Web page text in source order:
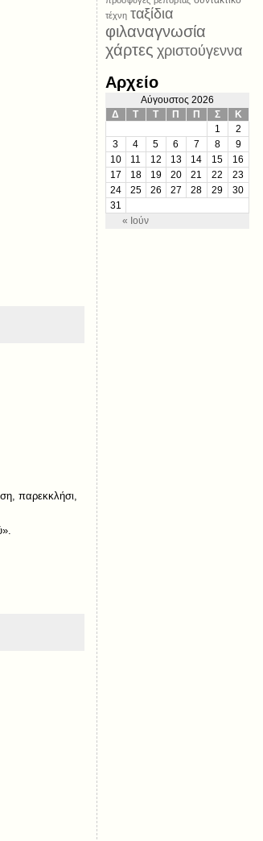
παρεκκλήσι,
τέχνη ταξίδια
φιλαναγνωσία
χάρτες χριστούγεννα
Αρχείο
Αύγουστος 2026
Δ
Τ Τ Π Π Σ Κ
« Ιούν
1
2
3
4 5 6 7 8
9
10
11 12 13 14 15
16
17
18 19 20 21 22
23
24
25 26 27 28 29
30
31